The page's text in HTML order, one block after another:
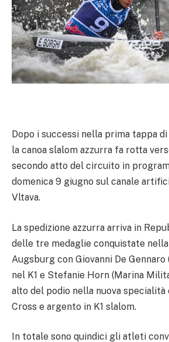
Dopo i successi nella prima tappa
la canoa slalom azzurra fa rotta
secondo atto del circuito in
domenica 9 giugno sul canale
Vltava.
La spedizione azzurra arriva in
delle tre medaglie conquistate
Augsburg con Giovanni De Gennaro
nel K1 e Stefanie Horn (Marina
alto del podio nella nuova
Cross e argento in K1 slalom.
In totale sono quindici gli atleti